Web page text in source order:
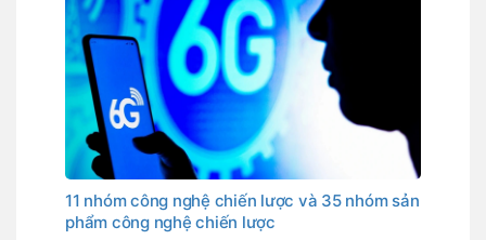
11 nhóm công nghệ chiến lược và 35 nhóm sản
phẩm công nghệ chiến lược